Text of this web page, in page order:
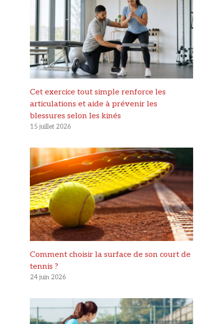
Cet exercice tout simple renforce les
articulations et aide à prévenir les
blessures selon les kinés
15 juillet 2026
Comment choisir la surface de son court de
tennis ?
24 juin 2026